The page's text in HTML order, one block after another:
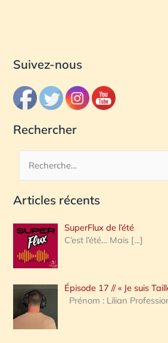
Suivez-nous
Rechercher
c
e
r
c
h
e
Articles récents
SuperFlux de l’été
C’est l’été… Mais […]
Épisode 17 // « Je suis
Prénom : Lilian